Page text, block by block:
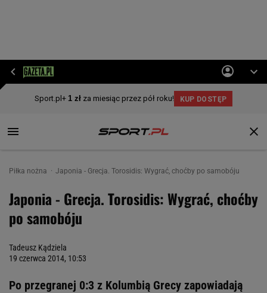
Piłka nożna Japonia - Grecja. Torosidis: Wygrać, choćby po samobóju
Japonia - Grecja. Torosidis: Wygrać, choćby
po samobóju
Tadeusz Kądziela
19 czerwca 2014, 10:53
Po przegranej 0:3 z Kolumbią Grecy zapowiadają